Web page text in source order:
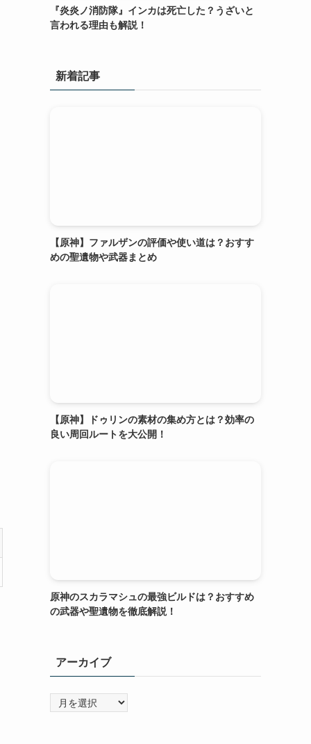
『炎炎ノ消防隊』インカは死亡した？うざいと
言われる理由も解説！
新着記事
【原神】ファルザンの評価や使い道は？おすす
めの聖遺物や武器まとめ
【原神】ドゥリンの素材の集め方とは？効率の
良い周回ルートを大公開！
原神のスカラマシュの最強ビルドは？おすすめ
の武器や聖遺物を徹底解説！
アーカイブ
ー